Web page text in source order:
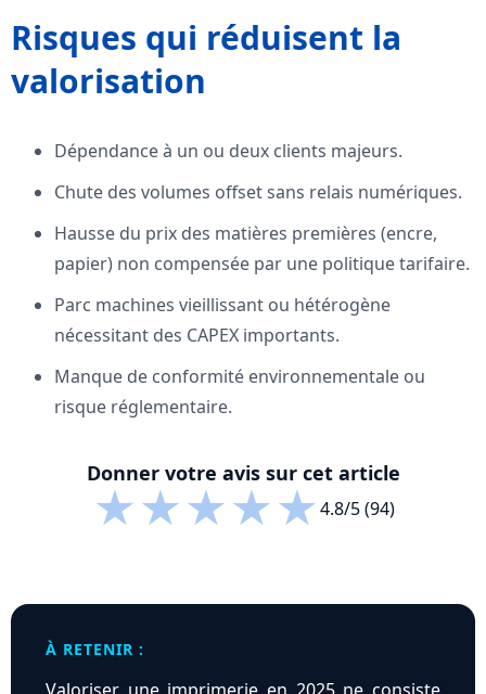
Risques qui réduisent la
valorisation
Dépendance à un ou deux clients majeurs.
Chute des volumes offset sans relais numériques.
Hausse du prix des matières premières (encre,
papier) non compensée par une politique tarifaire.
Parc machines vieillissant ou hétérogène
nécessitant des CAPEX importants.
Manque de conformité environnementale ou
risque réglementaire.
Donner votre avis sur cet article
★★★★★4.8/5 (94)
À RETENIR :